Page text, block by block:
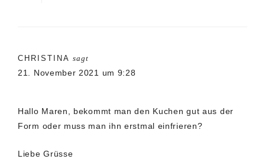
CHRISTINA sagt
21. November 2021 um 9:28
Hallo Maren, bekommt man den Kuchen gut aus der
Form oder muss man ihn erstmal einfrieren?
Liebe Grüsse